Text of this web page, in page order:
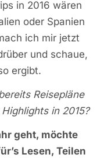
in 2016 wären
oder Spanien
ich mir jetzt
und schaue,
ergibt.
Reisepläne
in 2015?
geht, möchte
Lesen, Teilen